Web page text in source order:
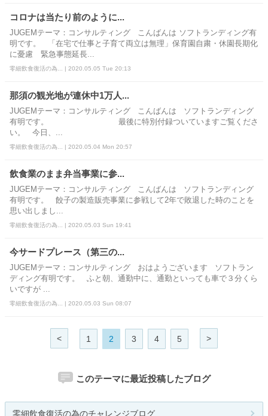
コロナは当たり前のように...
JUGEMテーマ：コンサルティング こんばんは ソフトランディング有
明です。 「在宅で仕事と子育て両立は無理」保育園自粛・休園長期化
に憂慮 緊急事態延長...
零細飲食復活の為... | 2020.05.05 Tue 20:13
那須の観光地が連休中1万人...
JUGEMテーマ：コンサルティング こんばんは ソフトランディング
有明です。 最後に特別付録ついていますご覧くださ
い。 今日、...
零細飲食復活の為... | 2020.05.04 Mon 20:57
飲食業のまま弁当事業に参...
JUGEMテーマ：コンサルティング こんばんは ソフトランディング
有明です。 餃子の製造販売事業に参戦して2年で敗退した時のことを
思い出しまし...
零細飲食復活の為... | 2020.05.03 Sun 19:41
今サードプレース（第三の...
JUGEMテーマ：コンサルティング おはようございます ソフトラン
ディング有明です。 ふと朝、通勤中に、通勤といっても車で３分くら
いですが ...
零細飲食復活の為... | 2020.05.03 Sun 08:07
< 1 2 3 4 5 >
このテーマに最近投稿したブログ
零細飲食復活の為のチャレンジブログ